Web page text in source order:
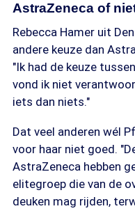
AstraZeneca of
Rebecca Hamer uit
andere keuze dan
"Ik had de keuze
vond ik niet
iets dan niets."
Dat veel anderen wél
voor haar niet goed.
AstraZeneca hebben
elitegroep die van de
deuken mag rijden,